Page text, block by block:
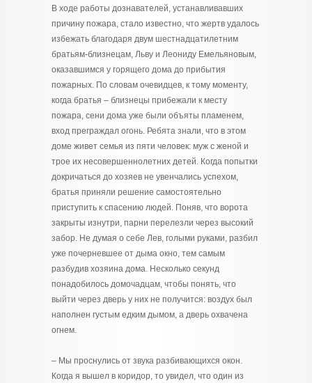
В ходе работы дознавателей, устанавливавших
причину пожара, стало известно, что жертв удалось
избежать благодаря двум шестнадцатилетним
братьям-близнецам, Льву и Леониду Емельяновым,
оказавшимся у горящего дома до прибытия
пожарных. По словам очевидцев, к тому моменту,
когда братья – близнецы прибежали к месту
пожара, сени дома уже были объяты пламенем,
вход преграждал огонь. Ребята знали, что в этом
доме живет семья из пяти человек: муж с женой и
трое их несовершеннолетних детей. Когда попытки
докричаться до хозяев не увенчались успехом,
братья приняли решение самостоятельно
приступить к спасению людей. Поняв, что ворота
закрыты изнутри, парни перелезли через высокий
забор. Не думая о себе Лев, голыми руками, разбил
уже почерневшее от дыма окно, тем самым
разбудив хозяина дома. Несколько секунд
понадобилось домочадцам, чтобы понять, что
выйти через дверь у них не получится: воздух был
наполнен густым едким дымом, а дверь охвачена
огнем.
– Мы проснулись от звука разбивающихся окон.
Когда я вышел в коридор, то увидел, что один из